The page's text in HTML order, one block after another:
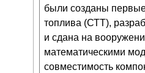
были созданы
топлива (СТТ),
и сдана на
математическими
совместимость